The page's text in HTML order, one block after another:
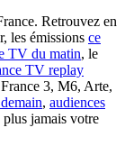
Retrouvez en
les émissions ce
TV du matin, le
TV replay
3, M6, Arte,
, audiences
jamais votre